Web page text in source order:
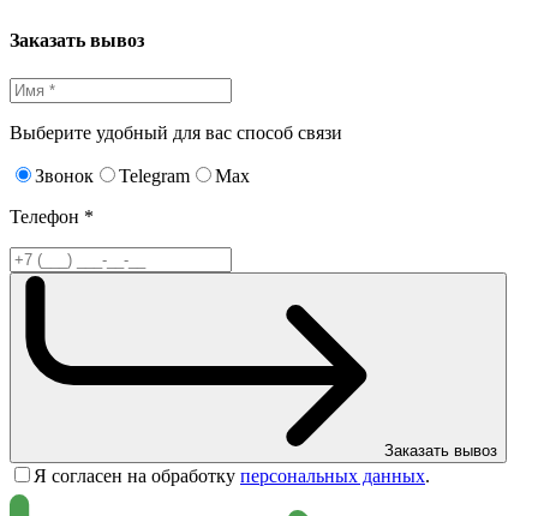
Заказать вывоз
Выберите удобный для вас способ связи
Звонок Telegram
Max
Телефон *
Заказать вывоз
Я согласен на обработку персональных данных.